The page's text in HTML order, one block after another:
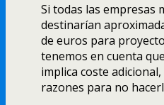
Si todas las empresas
destinarían
de euros para
tenemos en cuenta
implica coste
razones para no